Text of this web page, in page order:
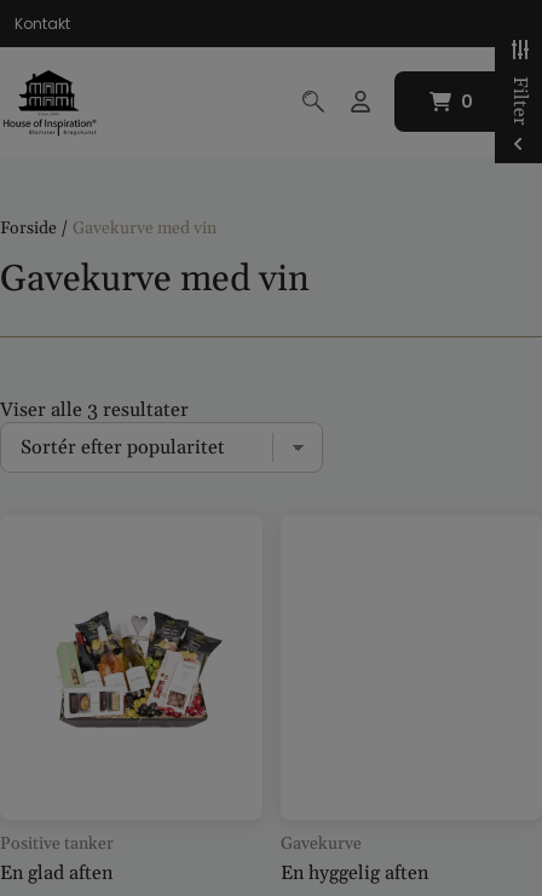
indholdet
Kontakt
0
0
Forside / Gavekurve med vin
Gavekurve med vin
Viser alle 3 resultater
Positive tanker
En glad aften
Gavekurve
En hyggelig aften
Filter